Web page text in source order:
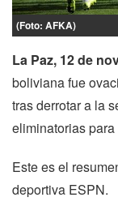
(Foto: AFKA)
La Paz, 12 de
boliviana fue
tras derrotar a la
eliminatorias
Este es el
deportiva ESPN.